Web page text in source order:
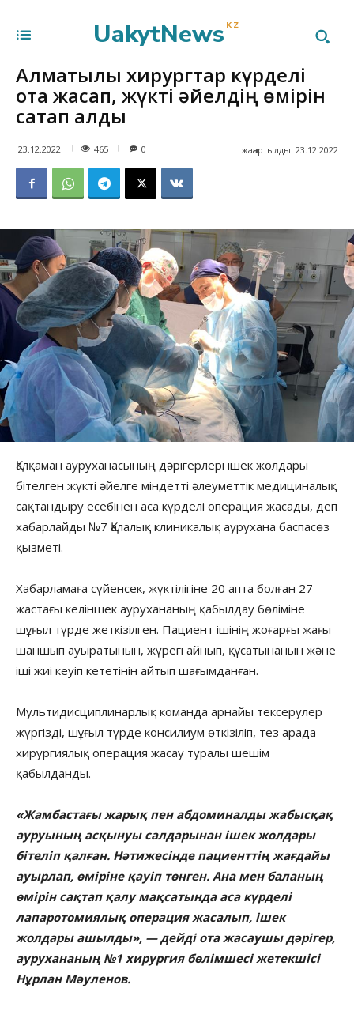
UakytNews KZ
Алматылық хирургтар күрделі
ота жасап, жүкті әйелдің өмірін
сақтап қалды
23.12.2022 465 жаңартылды: 23.12.2022
0
Қалқаман ауруханасының дәрігерлері ішек жолдары
бітелген жүкті әйелге міндетті әлеуметтік медициналық
сақтандыру есебінен аса күрделі операция жасады, деп
хабарлайды №7 Қалалық клиникалық аурухана баспасөз
қызметі.
Хабарламаға сүйенсек, жүктілігіне 20 апта болған 27
жастағы келіншек аурухананың қабылдау бөліміне
шұғыл түрде жеткізілген. Пациент ішінің жоғарғы жағы
шаншып ауыратынын, жүрегі айнып, құсатынанын және
іші жиі кеуіп кететінін айтып шағымданған.
Мультидисциплинарлық команда арнайы тексерулер
жүргізді, шұғыл түрде консилиум өткізіліп, тез арада
хирургиялық операция жасау туралы шешім
қабылданды.
«Жамбастағы жарық пен абдоминалды жабысқақ
ауруының асқынуы салдарынан ішек жолдары
бітеліп қалған. Нәтижесінде пациенттің жағдайы
ауырлап, өміріне қауіп төнген. Ана мен баланың
өмірін сақтап қалу мақсатында аса күрделі
лапаротомиялық операция жасалып, ішек
жолдары ашылды», — дейді ота жасаушы дәрігер,
аурухананың №1 хирургия бөлімшесі жетекшісі
Нұрлан Мәуленов.